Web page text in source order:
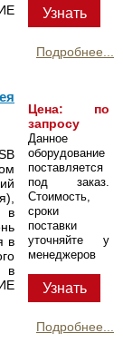
Узнать
Подробнее...
Цена: по
запросу
Данное
оборудование
поставляется
под заказ.
Стоимость,
сроки
поставки
уточняйте у
менеджеров
Узнать
в
в
в
Подробнее...